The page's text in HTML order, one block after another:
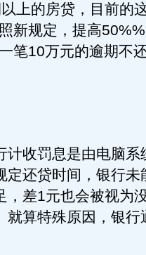
的房贷，目前的
新规定，提高
笔10万元的逾期不
收罚息是由电脑系
定还贷时间，银行未
，差1元也会被视为
就算特殊原因，银行